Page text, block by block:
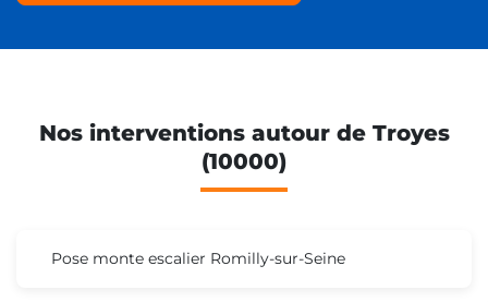
Nos interventions autour de Troyes
(10000)
Pose monte escalier Romilly-sur-Seine